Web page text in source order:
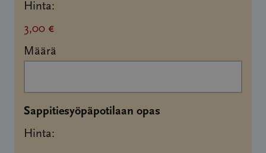
Hinta:
3,00 €
Määrä
Sappitiesyöpäpotilaan opas
Hinta: